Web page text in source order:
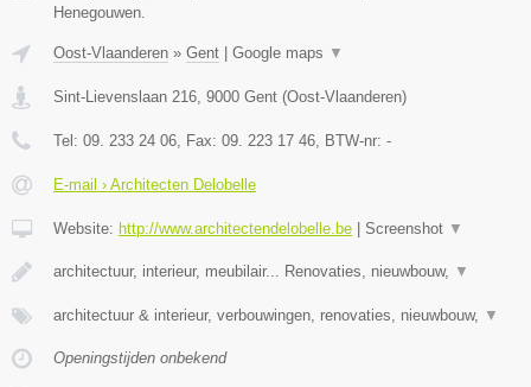
Henegouwen.
Oost-Vlaanderen » Gent Google maps ▼
Sint-Lievenslaan 216 9000 Gent (Oost-Vlaanderen)
Tel: 09. 233 24 06 , Fax: 09. 223 17 46 , BTW-nr: -
E-mail › Architecten Delobelle
Website: http://www.architectendelobelle.be Screenshot ▼
architectuur, interieur, meubilair... Renovaties, nieuwbouw, ▼
architectuur & interieur, verbouwingen, renovaties, nieuwbouw, ▼
Openingstijden onbekend